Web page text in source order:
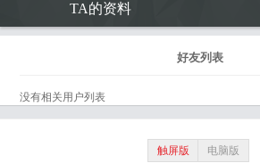
TA的资料
好友列表
没有相关用户列表
触屏版 电脑版